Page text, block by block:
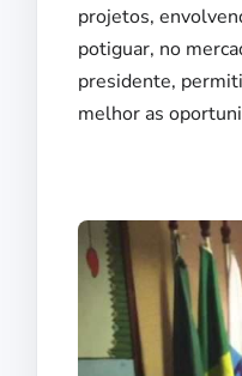
projetos,
potiguar, no
presidente,
melhor as